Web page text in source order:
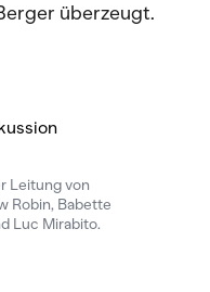
überzeugt.
Leitung von
Robin, Babette
Luc Mirabito.